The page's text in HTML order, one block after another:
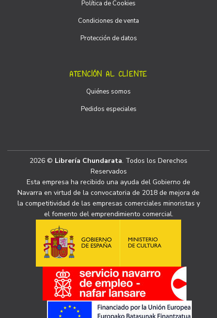
Política de Cookies
Condiciones de venta
Protección de datos
ATENCIÓN AL CLIENTE
Quiénes somos
Pedidos especiales
2026 © Librería Chundarata. Todos los Derechos
Reservados
Esta empresa ha recibido una ayuda del Gobierno de
Navarra en virtud de la convocatoria de 2018 de mejora de
la competitividad de las empresas comerciales minoristas y
el fomento del emprendimiento comercial.